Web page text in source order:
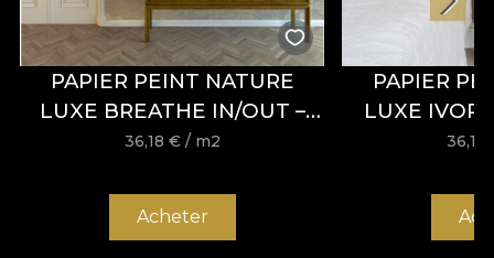
PAPIER PEINT NATURE
LUXE BREATHE IN/OUT –
VLADILA
36,18 € / m2
Acheter
PAPIER
LUXE
36,18